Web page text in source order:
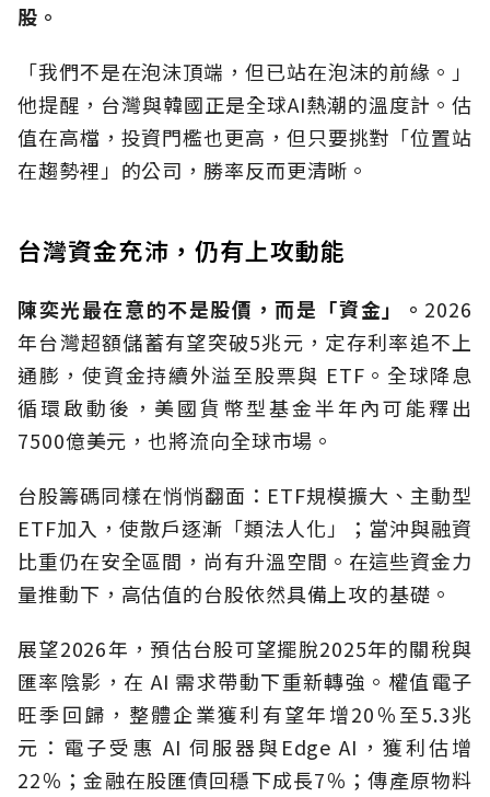
股。
「我們不是在泡沫頂端，但已站在泡沫的前緣。」
他提醒，台灣與韓國正是全球AI熱潮的溫度計。估
值在高檔，投資門檻也更高，但只要挑對「位置站
在趨勢裡」的公司，勝率反而更清晰。
台灣資金充沛，仍有上攻動能
陳奕光最在意的不是股價，而是「資金」。 2026
年台灣超額儲蓄有望突破5兆元，定存利率追不上
通膨，使資金持續外溢至股票與 ETF。全球降息
循環啟動後，美國貨幣型基金半年內可能釋出
7500億美元，也將流向全球市場。
台股籌碼同樣在悄悄翻面：ETF規模擴大、主動型
ETF加入，使散戶逐漸「類法人化」；當沖與融資
比重仍在安全區間，尚有升溫空間。在這些資金力
量推動下，高估值的台股依然具備上攻的基礎。
展望2026年，預估台股可望擺脫2025年的關稅與
匯率陰影，在 AI 需求帶動下重新轉強。權值電子
旺季回歸，整體企業獲利有望年增20％至5.3兆
元：電子受惠 AI 伺服器與Edge AI，獲利估增
22％；金融在股匯債回穩下成長7％；傳產原物料